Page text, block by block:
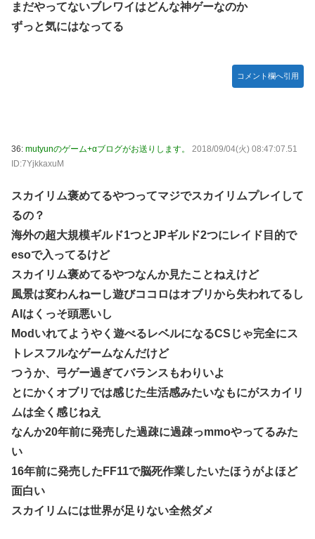
まだやってないブレワイはどんな神ゲーなのか
ずっと気にはなってる
コメント欄へ引用
36: mutyunのゲーム+αブログがお送りします。
2018/09/04(火) 08:47:07.51
ID:7YjkkaxuM
スカイリム褒めてるやつってマジでスカイリムプレイして
るの？
海外の超大規模ギルド1つとJPギルド2つにレイド目的で
esoで入ってるけど
スカイリム褒めてるやつなんか見たことねえけど
風景は変わんねーし遊びココロはオブリから失われてるし
AIはくっそ頭悪いし
Modいれてようやく遊べるレベルになるCSじゃ完全にス
トレスフルなゲームなんだけど
つうか、弓ゲー過ぎてバランスもわりいよ
とにかくオブリでは感じた生活感みたいなもにがスカイリ
ムは全く感じねえ
なんか20年前に発売した過疎に過疎っmmoやってるみた
い
16年前に発売したFF11で脳死作業したいたほうがよほど
面白い
スカイリムには世界が足りない全然ダメ